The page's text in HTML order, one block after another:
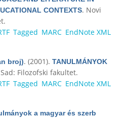
CONTEXTS. Novi
Tagged MARC EndNote XML
broj). (2001). TANULMÁNYOK
Filozofski fakultet.
Tagged MARC EndNote XML
a magyar és szerb